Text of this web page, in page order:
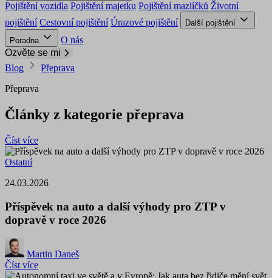
Pojištění vozidla Pojištění majetku Pojištění mazlíčků Životní
pojištění Cestovní pojištění Úrazové pojištění
Další pojištění
Poradna
O nás
Ozvěte se mi
Blog
Přeprava
Přeprava
Články z kategorie přeprava
Číst více
Ostatní
24.03.2026
Příspěvek na auto a další výhody pro ZTP v
dopravě v roce 2026
Martin Daneš
Číst více